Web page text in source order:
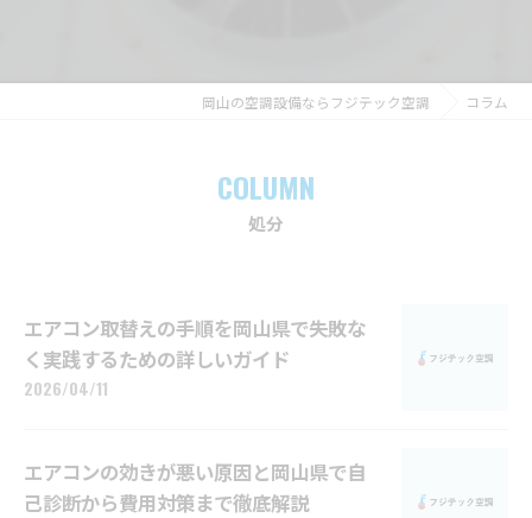
岡山の空調設備ならフジテック空調 コラム
COLUMN
処分
エアコン取替えの手順を岡山県で失敗な
く実践するための詳しいガイド
2026/04/11
エアコンの効きが悪い原因と岡山県で自
己診断から費用対策まで徹底解説